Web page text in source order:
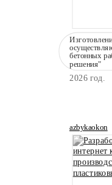
бетонных
решения"
2026 год.
azbykaokon